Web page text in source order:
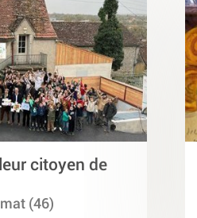
citoyen de
(46)